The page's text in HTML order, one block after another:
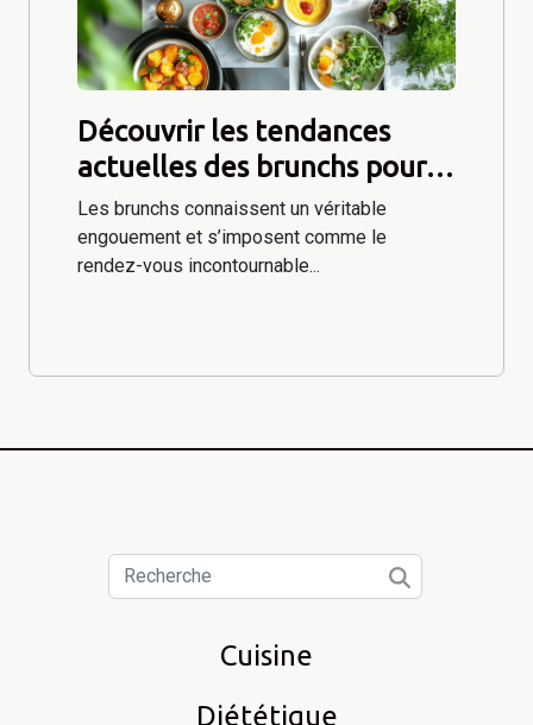
Découvrir les tendances
actuelles des brunchs pour
des rencontres conviviales
Les brunchs connaissent un véritable
engouement et s’imposent comme le
rendez-vous incontournable...
Cuisine
Diététique